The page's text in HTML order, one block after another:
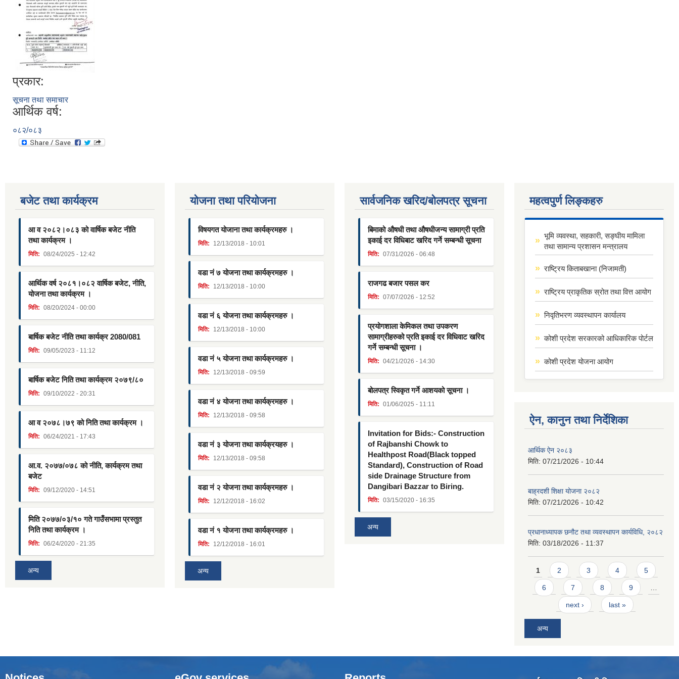
प्रकार:
सूचना तथा समाचार
आर्थिक वर्ष:
०८२/०८३
बजेट तथा कार्यक्रम
आ व २०८२।०८३ को वार्षिक बजेट नीति
तथा कार्यक्रम ।
मिति: 08/24/2025 - 12:42
आर्थिक वर्ष २०८१।०८२ वार्षिक बजेट, नीति,
योजना तथा कार्यक्रम ।
मिति: 08/20/2024 - 00:00
बार्षिक बजेट नीति तथा कार्यक्र 2080/081
मिति: 09/05/2023 - 11:12
बार्षिक बजेट निति तथा कार्यक्रम २०७९/८०
मिति: 09/10/2022 - 20:31
आ व २०७८।७९ को निति तथा कार्यक्रम ।
मिति: 06/24/2021 - 17:43
आ.व. २०७७/०७८ को नीति, कार्यक्रम तथा
बजेट
मिति: 09/12/2020 - 14:51
मिति २०७७/०३/१० गते गाउँसभामा प्रस्तुत
निति तथा कार्यक्रम ।
मिति: 06/24/2020 - 21:35
अन्य
याेजना तथा परियाेजना
विषयगत योजाना तथा कार्यक्रमहरु ।
मिति: 12/13/2018 - 10:01
वडा नं ७ योजना तथा कार्यक्रमहरु ।
मिति: 12/13/2018 - 10:00
वडा नं ६ योजना तथा कार्यक्रमहरु ।
मिति: 12/13/2018 - 10:00
वडा नं ५ योजना तथा कार्यक्रमहरु ।
मिति: 12/13/2018 - 09:59
वडा नं ४ योजना तथा कार्यक्रमहरु ।
मिति: 12/13/2018 - 09:58
वडा नं ३ योजना तथा कार्यक्रयहरु ।
मिति: 12/13/2018 - 09:58
वडा नं २ योजना तथा कार्यक्रमहरु ।
मिति: 12/12/2018 - 16:02
वडा नं १ योजना तथा कार्यक्रमहरु ।
मिति: 12/12/2018 - 16:01
अन्य
सार्वजनिक खरिद/बोलपत्र सूचना
बिमाको औषधी तथा औषधीजन्य सामाग्री प्रति
इकाई दर विधिबाट खरिद गर्ने सम्बन्धी सूचना
मिति: 07/31/2026 - 06:48
राजगढ बजार पसल कर
मिति: 07/07/2026 - 12:52
प्रयोगशाला केमिकल तथा उपकरण
सामाग्रीहरुको प्रति इकाई दर विधिवाट खरिद
गर्ने सम्बन्धी सूचना ।
मिति: 04/21/2026 - 14:30
बोलपत्र स्विकृत गर्ने आशयको सूचना ।
मिति: 01/06/2025 - 11:11
Invitation for Bids:- Construction
of Rajbanshi Chowk to
Healthpost Road(Black topped
Standard), Construction of Road
side Drainage Structure from
Dangibari Bazzar to Biring.
मिति: 03/15/2020 - 16:35
अन्य
महत्वपुर्ण लिङ्कहरु
भूमि व्यवस्था, सहकारी, सङ्घीय मामिला
तथा सामान्य प्रशासन मन्त्रालय
राष्ट्रिय किताबखाना (निजामती)
राष्ट्रिय प्राकृतिक स्रोत तथा वित्त आयोग
निवृतिभरण व्यवस्थापन कार्यालय
कोशी प्रदेश सरकारको आधिकारिक पोर्टल
कोशी प्रदेश योजना आयोग
ऐन, कानुन तथा निर्देशिका
आर्थिक ऐन २०८३
मिति: 07/21/2026 - 10:44
बाह्रदशी शिक्षा योजना २०८२
मिति: 07/21/2026 - 10:42
प्रधानाध्यापक छनौट तथा व्यवस्थापन कार्यविधि, २०८२
मिति: 03/18/2026 - 11:37
Pages
1 2 3 4 5
6 7 8 9 …
next › last »
अन्य